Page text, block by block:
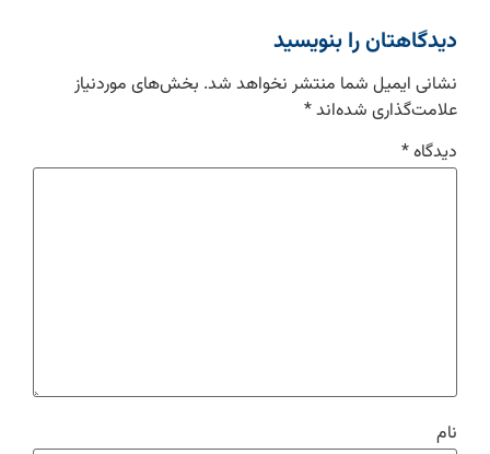
دیدگاهتان را بنویسید
نشانی ایمیل شما منتشر نخواهد شد. بخش‌های موردنیاز
علامت‌گذاری شده‌اند*
دیدگاه*
نام